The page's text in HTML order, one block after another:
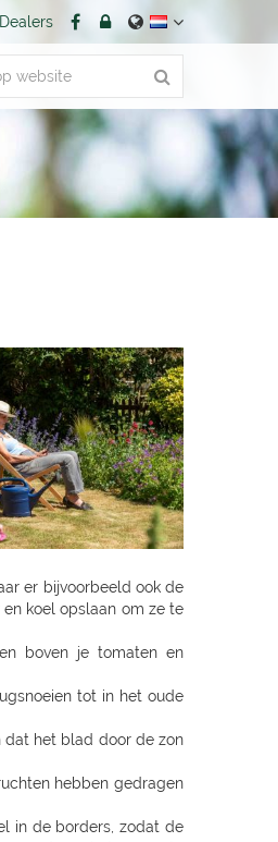
Dealers
er bijvoorbeeld ook de
koel opslaan om ze te
boven je tomaten en
tot in het oude
dat het blad door de zon
hebben gedragen
in de borders, zodat de